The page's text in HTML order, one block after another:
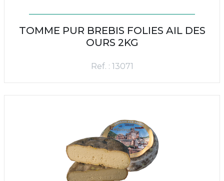
TOMME PUR BREBIS FOLIES AIL DES
OURS 2KG
Ref. : 13071